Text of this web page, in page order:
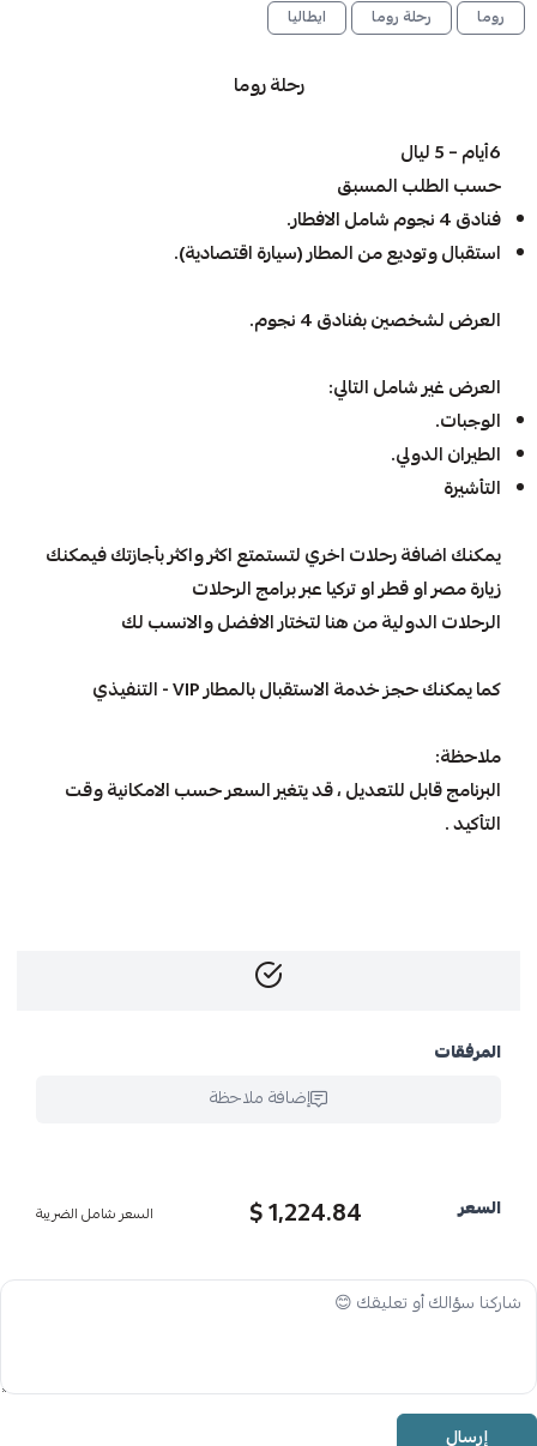
روما رحلة روما ايطاليا
رحلة روما
6أيام – 5 ليال
حسب الطلب المسبق
فنادق 4 نجوم شامل الافطار.
استقبال وتوديع من المطار (سيارة اقتصادية).
العرض لشخصين بفنادق 4 نجوم.
العرض غير شامل التالي:
الوجبات.
الطيران الدولي.
التأشيرة
يمكنك اضافة رحلات اخري لتستمتع اكثر واكثر بأجازتك فيمكنك
زيارة مصر او قطر او تركيا عبر برامج الرحلات
الرحلات الدوليةمن هنا لتختار الافضل والانسب لك
كما يمكنك حجزخدمة الاستقبال بالمطار VIP - التنفيذي
ملاحظة:
البرنامج قابل للتعديل ، قد يتغير السعر حسب الامكانية وقت
التأكيد .
المرفقات
إضافة ملاحظة
السعر 1,224.84 $ السعر شامل الضريبة
إرسال